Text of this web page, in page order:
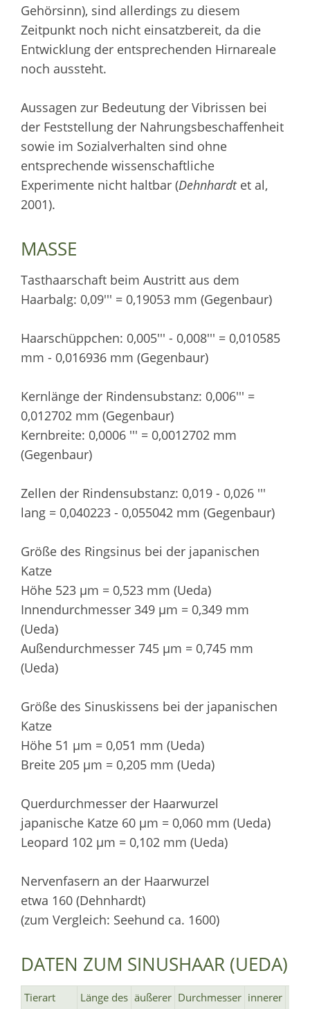
Gehörsinn), sind allerdings zu diesem
Zeitpunkt noch nicht einsatzbereit, da die
Entwicklung der entsprechenden Hirnareale
noch aussteht.
Aussagen zur Bedeutung der Vibrissen bei
der Feststellung der Nahrungsbeschaffenheit
sowie im Sozialverhalten sind ohne
entsprechende wissenschaftliche
Experimente nicht haltbar (Dehnhardtet al,
2001).
MASSE
Tasthaarschaft beim Austritt aus dem
Haarbalg: 0,09''' = 0,19053 mm (Gegenbaur)
Haarschüppchen: 0,005''' - 0,008''' = 0,010585
mm - 0,016936 mm (Gegenbaur)
Kernlänge der Rindensubstanz: 0,006''' =
0,012702 mm (Gegenbaur)
Kernbreite: 0,0006 ''' = 0,0012702 mm
(Gegenbaur)
Zellen der Rindensubstanz: 0,019 - 0,026 '''
lang = 0,040223 - 0,055042 mm (Gegenbaur)
Größe des Ringsinus bei der japanischen
Katze
Höhe 523 µm = 0,523 mm (Ueda)
Innendurchmesser 349 µm = 0,349 mm
(Ueda)
Außendurchmesser 745 µm = 0,745 mm
(Ueda)
Größe des Sinuskissens bei der japanischen
Katze
Höhe 51 µm = 0,051 mm (Ueda)
Breite 205 µm = 0,205 mm (Ueda)
Querdurchmesser der Haarwurzel
japanische Katze 60 µm = 0,060 mm (Ueda)
Leopard 102 µm = 0,102 mm (Ueda)
Nervenfasern an der Haarwurzel
etwa 160 (Dehnhardt)
(zum Vergleich: Seehund ca. 1600)
DATEN ZUM SINUSHAAR (UEDA)
Tierart
Länge des äußerer Durchmesser innerer